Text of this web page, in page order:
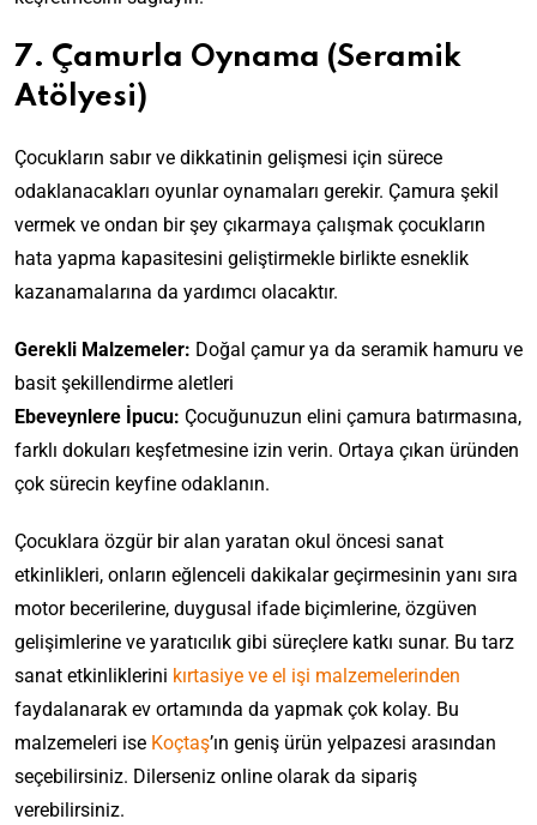
7. Çamurla Oynama (Seramik
Atölyesi)
Çocukların sabır ve dikkatinin gelişmesi için sürece
odaklanacakları oyunlar oynamaları gerekir. Çamura şekil
vermek ve ondan bir şey çıkarmaya çalışmak çocukların
hata yapma kapasitesini geliştirmekle birlikte esneklik
kazanamalarına da yardımcı olacaktır.
Gerekli Malzemeler: Doğal çamur ya da seramik hamuru ve
basit şekillendirme aletleri
Ebeveynlere İpucu: Çocuğunuzun elini çamura batırmasına,
farklı dokuları keşfetmesine izin verin. Ortaya çıkan üründen
çok sürecin keyfine odaklanın.
Çocuklara özgür bir alan yaratan okul öncesi sanat
etkinlikleri, onların eğlenceli dakikalar geçirmesinin yanı sıra
motor becerilerine, duygusal ifade biçimlerine, özgüven
gelişimlerine ve yaratıcılık gibi süreçlere katkı sunar. Bu tarz
sanat etkinliklerini kırtasiye ve el işi malzemelerinden
faydalanarak ev ortamında da yapmak çok kolay. Bu
malzemeleri ise Koçtaş’ın geniş ürün yelpazesi arasından
seçebilirsiniz. Dilerseniz online olarak da sipariş
verebilirsiniz.